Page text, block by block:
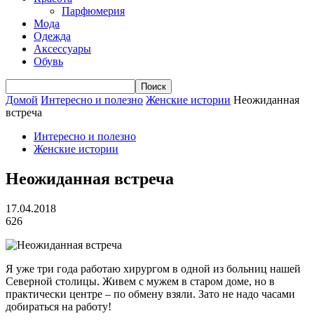
Парфюмерия
Мода
Одежда
Аксессуары
Обувь
Домой Интересно и полезно Женские истории Неожиданная
встреча
Интересно и полезно
Женские истории
Неожиданная встреча
17.04.2018
626
Я уже три года работаю хирургом в одной из больниц нашей
Северной столицы. Живем с мужем в старом доме, но в
практически центре – по обмену взяли. Зато не надо часами
добираться на работу!